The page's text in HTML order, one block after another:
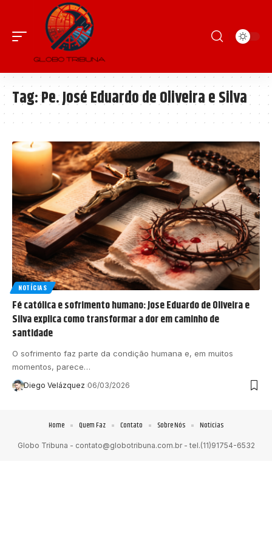
Tag:Pe. José Eduardo de Oliveira e Silva
NOTÍCIAS
Fé católica e sofrimento humano: Jose Eduardo de Oliveira e
Silva explica como transformar a dor em caminho de
santidade
O sofrimento faz parte da condição humana e, em muitos
momentos, parece…
Diego Velázquez 06/03/2026
Globo Tribuna - contato@globotribuna.com.br- tel.(11)91754-6532
Home Quem Faz Contato Sobre Nós Notícias